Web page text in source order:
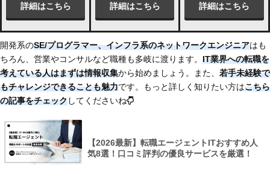
詳細はこちら 詳細はこちら 詳細はこちら
開発系のSE/プログラマー、インフラ系のネットワークエンジニアはも
ちろん、営業やコンサルなど職種も多岐に渡ります。 IT業界への転職を
考えている人はまずは情報収集から始めましょう。また、 若手未経験で
もチャレンジできることも魅力です。もっと詳しく知りたい方はこちら
の記事をチェックしてくださいね
【2026最新】転職エージェントITおすすめ人
気8選！口コミ評判の優良サービスを厳選！